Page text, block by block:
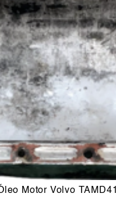
Motor Volvo TAMD41